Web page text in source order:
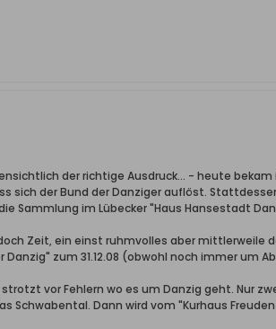
der richtige Ausdruck... - heute bekam
sich der Bund der Danziger auflöst.
Sammlung im Lübecker "Haus Hansestadt
Zeit, ein einst ruhmvolles aber mittlerweile
Danzig" zum 31.12.08 (obwohl noch immer um
vor Fehlern wo es um Danzig geht. Nur
Schwabental. Dann wird vom "Kurhaus